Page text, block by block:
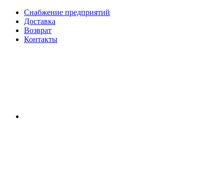
Снабжение предприятий
Доставка
Возврат
Контакты